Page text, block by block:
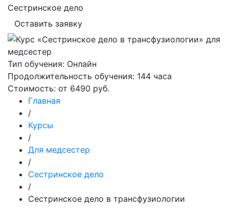
Сестринское дело
Оставить заявку
Тип обучения: Онлайн
Продолжительность обучения: 144 часа
Стоимость: от 6490 руб.
Главная
/
Курсы
/
Для медсестер
/
Сестринское дело
/
Сестринское дело в трансфузиологии